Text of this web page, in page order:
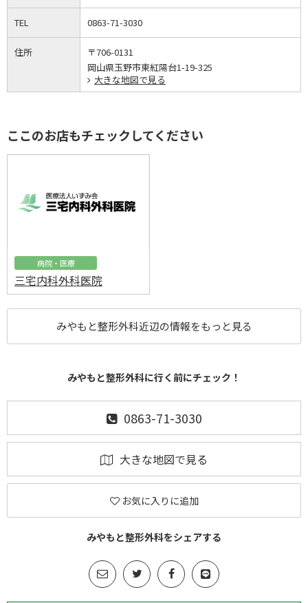
TEL 0863-71-3030
住所
〒706-0131
岡山県玉野市東紅陽台1-19-325
大きな地図で見る
ここのお店もチェックしてください
病院・医療
三宅内科外科医院
みやもと整形外科近辺の情報をもっと見る
みやもと整形外科に行く前にチェック！
0863-71-3030
大きな地図で見る
お気に入りに追加
みやもと整形外科をシェアする